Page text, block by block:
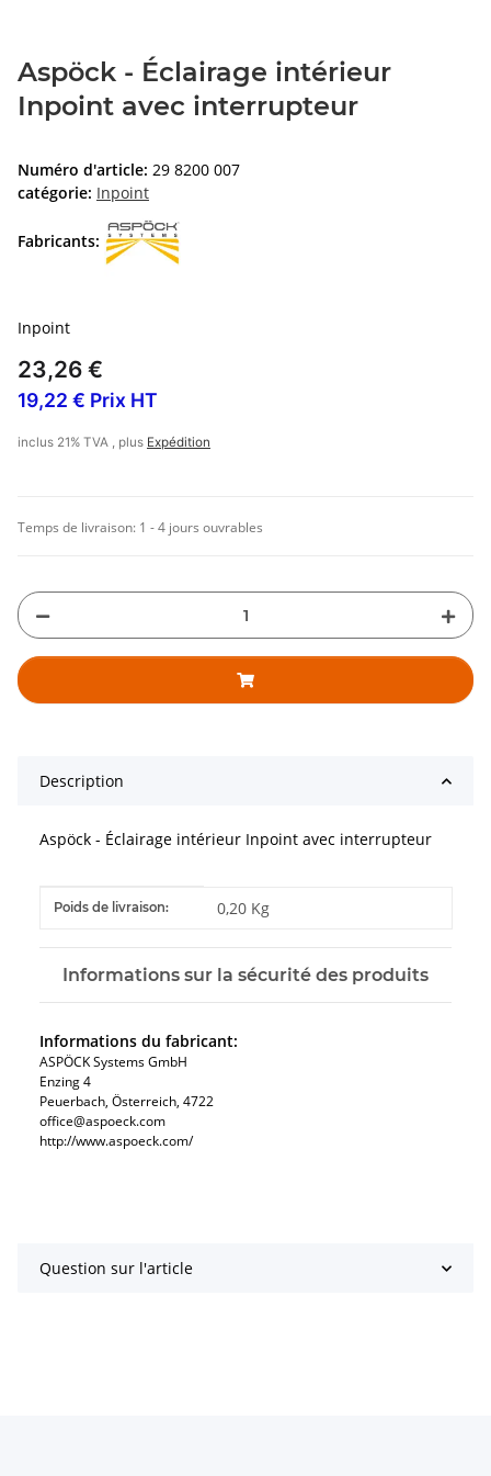
Aspöck - Éclairage intérieur
Inpoint avec interrupteur
Numéro d'article: 29 8200 007
catégorie: Inpoint
Fabricants:
Inpoint
23,26 €
19,22 € Prix HT
inclus 21% TVA , plus Expédition
Temps de livraison: 1 - 4 jours ouvrables
Description
Aspöck - Éclairage intérieur Inpoint avec interrupteur
#productDetails.itemInformation#
#productDetails.itemValue#
Poids de livraison: 0,20 Kg
Informations sur la sécurité des produits
Informations du fabricant:
ASPÖCK Systems GmbH
Enzing 4
Peuerbach, Österreich, 4722
office@aspoeck.com
http://www.aspoeck.com/
Question sur l'article